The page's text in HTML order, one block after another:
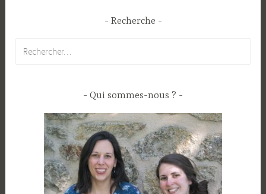
Recherche
Qui sommes-nous ?